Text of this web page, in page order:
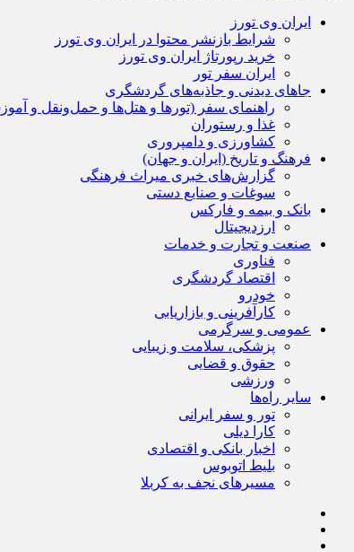
ایران وی تورز
شرایط بازنشر محتوا در ایران وی تورز
خرید رپورتاژ ایران وی تورز
ایران سفر تور
جاهای دیدنی و جاذبه‌های گردشگری
راهنمای سفر (تورها و هتل‌ها و حمل‌و‌نقل و
غذا و رستوران
کشاورزی و دامپروری
فرهنگ و تاریخ (ایران و جهان)
گزارش‌های خبری میراث فرهنگی
سوغات و صنایع دستی
بانک و بیمه و فارکس
ارزدیجیتال
صنعت و تجارت و خدمات
فناوری
اقتصاد گردشگری
خودرو
کارآفرینی و بازاریابی
عمومی و سرگرمی
پزشکی، سلامت و زیبایی
حقوق و قضایی
ورزشی
سایر راه‌ها
تور و سفر ایرانی
کارا دیلی
اخبار بانکی و اقتصادی
بلیط اتوبوس
مسیرهای نجف به کربلا